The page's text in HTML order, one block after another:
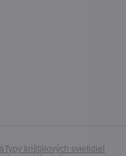
Typy krištálových svietidiel